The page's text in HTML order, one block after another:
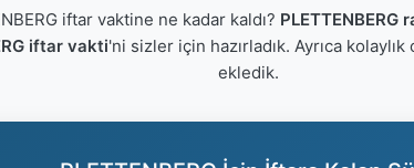
iftar vaktine ne kadar kaldı? PLETTENBERG
iftar vakti'ni sizler için hazırladık. Ayrıca kolaylık
ekledik.